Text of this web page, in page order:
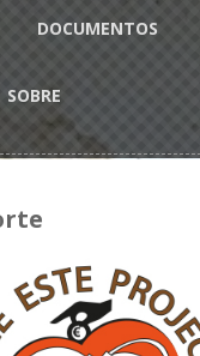
DOCUMENTOS
SOBRE